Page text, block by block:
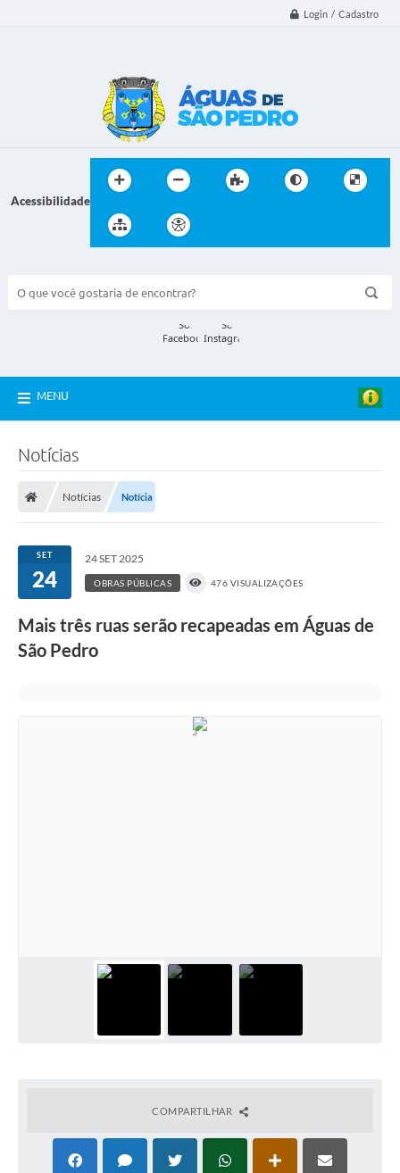
Login / Cadastro
Acessibilidade
MENU
Notícias
Notícias Notícia
SET
24
24 SET 2025
OBRAS PÚBLICAS 476 VISUALIZAÇÕES
Mais três ruas serão recapeadas em Águas de
São Pedro
COMPARTILHAR